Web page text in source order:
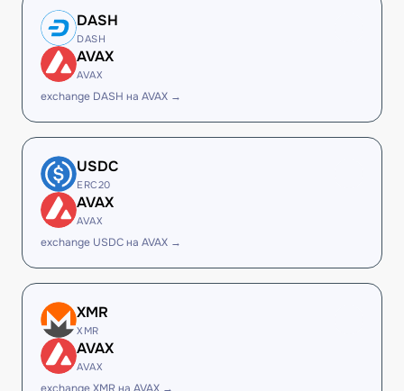
DASH
DASH
AVAX
AVAX
exchange DASH на AVAX →
USDC
ERC20
AVAX
AVAX
exchange USDC на AVAX →
XMR
XMR
AVAX
AVAX